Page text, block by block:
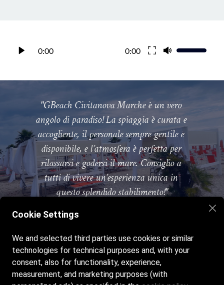
0:00 0:00
"GBeach Civitanova Marche è un vero
angolo di paradiso! La spiaggia è curata e
accogliente, il personale sempre gentile e
disponibile, e l’atmosfera è perfetta per
rilassarsi e godersi il mare. Consiglio a
tutti di vivere un’esperienza unica in
questo splendido stabilimento!"
Home La spiaggia
Bar e ristorante
Attività ed eventi
Galleria Contatti
Cookie Settings
We and selected third parties use cookies or similar
technologies for technical purposes and, with your
consent, also for functionality, experience,
measurement, and marketing purposes (with